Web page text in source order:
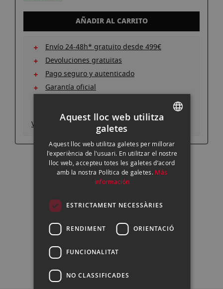
AÑADIR AL CARRITO
Envío 24-48h* gratuito desde 499€
Devoluciones gratuitas
Pago seguro y autenticado
Garantía oficial
Consigue un descuento entregando tu
Ver descripción producto
¿Tienes alguna duda?
Chat .Whatsapp Email ·Teléfono
ENGLISH
CATALAN
Aquest lloc web utilitza
galetes
Aquest lloc web utilitza galetes per millorar
l'experiència de l'usuari. En utilitzar el nostre
lloc web, accepteu totes les galetes d’acord
amb la nostra Política de galetes. Más
información
ESTRICTAMENT NECESSÀRIES
RENDIMENT ORIENTACIÓ
FUNCIONALITAT
NO CLASSIFICADES